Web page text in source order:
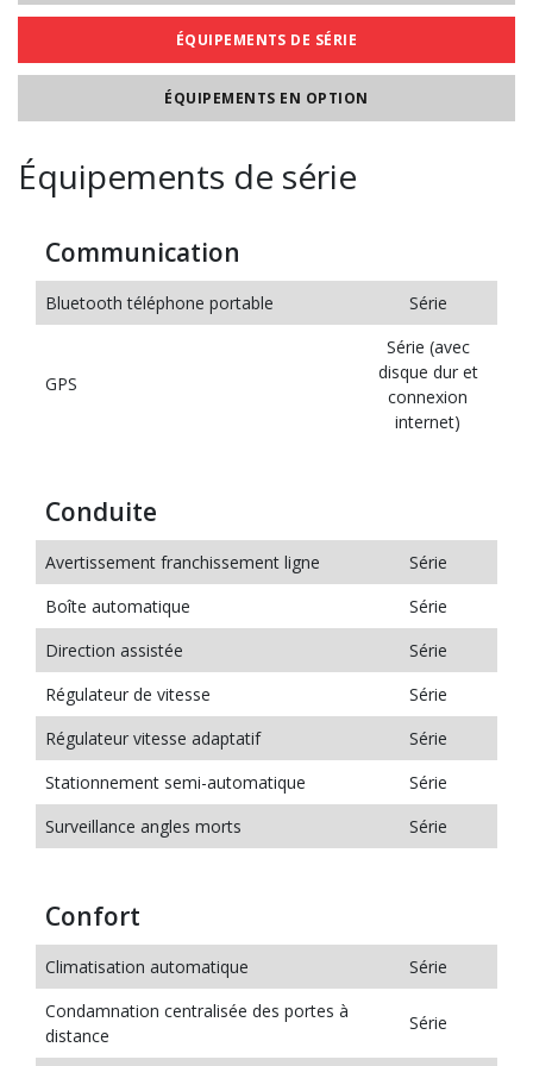
ÉQUIPEMENTS DE SÉRIE
ÉQUIPEMENTS EN OPTION
Équipements de série
Communication
Bluetooth téléphone portable Série
GPS
Série (avec
disque dur et
connexion
internet)
Conduite
Avertissement franchissement ligne
Série
Boîte automatique
Série
Direction assistée
Série
Régulateur de vitesse
Série
Régulateur vitesse adaptatif
Série
Stationnement semi-automatique
Série
Surveillance angles morts
Série
Confort
Climatisation automatique
Série
Condamnation centralisée des portes à
distance
Série